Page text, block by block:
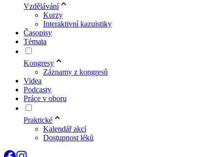
Vzdělávání
Kurzy
Interaktivní kazuistiky
Časopisy
Témata
Kongresy
Záznamy z kongresů
Videa
Podcasty
Práce v oboru
Praktické
Kalendář akcí
Dostupnost léků